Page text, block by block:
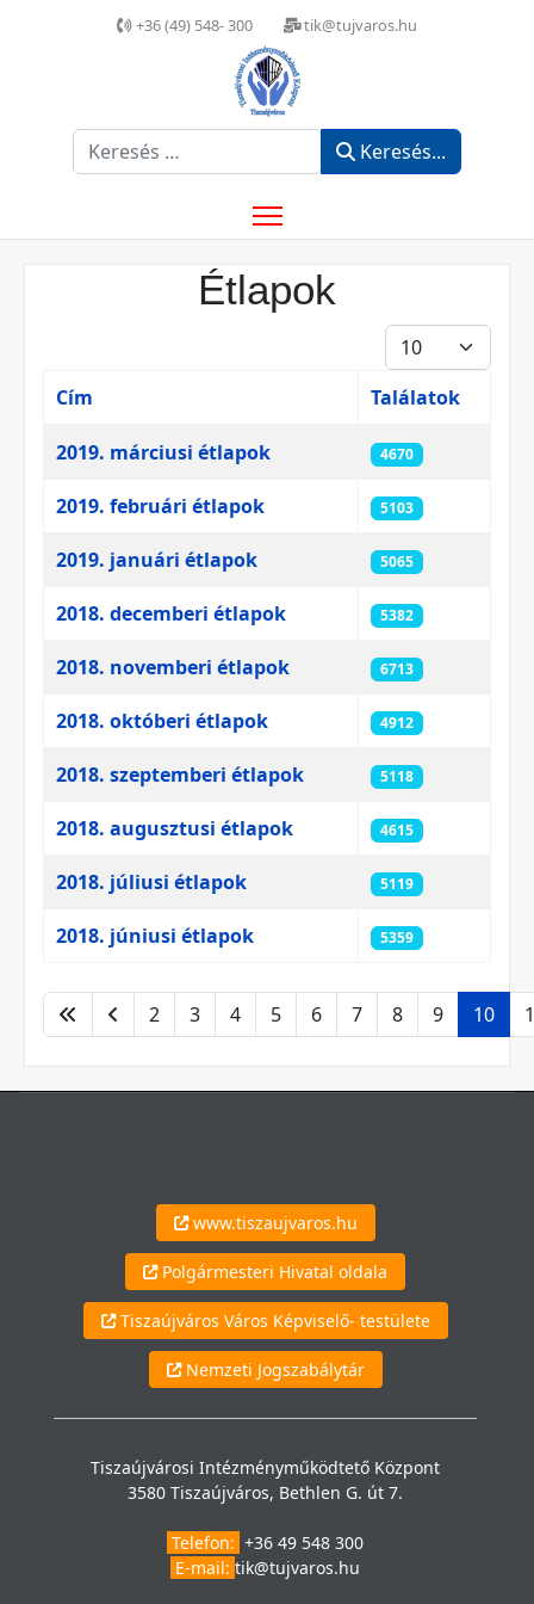
+36 (49) 548- 300 tik@tujvaros.hu
Keresés... Keresés...
Étlapok
Tételek #
Cím Találatok
2019. márciusi étlapok 4670
2019. februári étlapok 5103
2019. januári étlapok 5065
2018. decemberi étlapok 5382
2018. novemberi étlapok 6713
2018. októberi étlapok 4912
2018. szeptemberi étlapok 5118
2018. augusztusi étlapok 4615
2018. júliusi étlapok 5119
2018. júniusi étlapok 5359
10. oldal / 11
2 3 4 5 6 7 8 9 10
www.tiszaujvaros.hu
Polgármesteri Hivatal oldala
Tiszaújváros Város Képviselő- testülete
Nemzeti Jogszabálytár
Tiszaújvárosi Intézményműködtető Központ
3580 Tiszaújváros, Bethlen G. út 7.
Telefon: +36 49 548 300
E-mail: tik@tujvaros.hu